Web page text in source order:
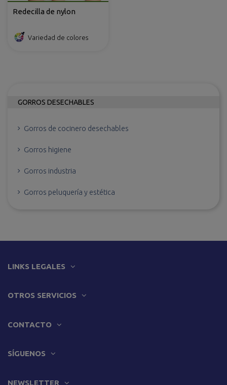
Redecilla de nylon
Variedad de colores
GORROS DESECHABLES
Gorros de cocinero desechables
Gorros higiene
Gorros industria
Gorros peluquería y estética
LINKS LEGALES
OTROS SERVICIOS
CONTACTO
SÍGUENOS
NEWSLETTER